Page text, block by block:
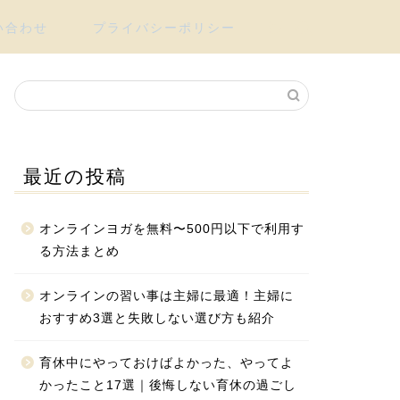
合わせ プライバシーポリシー
最近の投稿
オンラインヨガを無料〜500円以下で利用す
る方法まとめ
オンラインの習い事は主婦に最適！主婦に
おすすめ3選と失敗しない選び方も紹介
育休中にやっておけばよかった、やってよ
かったこと17選｜後悔しない育休の過ごし